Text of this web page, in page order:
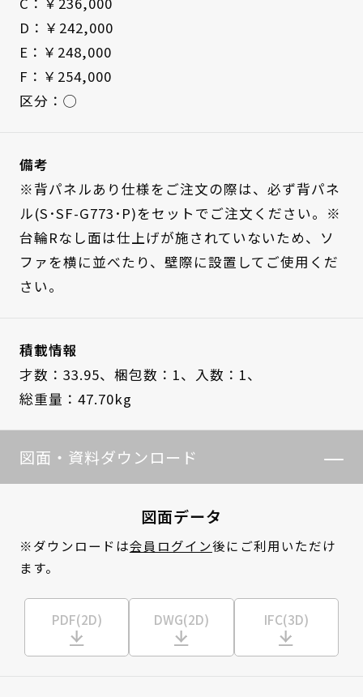
D：￥242,000
E：￥248,000
F：￥254,000
区分：◯
備考
※背パネルあり仕様をご注文の際は、必ず背パネ
ル(S･SF-G773･P)をセットでご注文ください。※
台輪Rなし面は仕上げが施されていないため、ソ
ファを横に並べたり、壁際に設置してご使用くだ
さい。
積載情報
才数：33.95、 梱包数：1、
入数：1、
総重量：47.70kg
図面・資料ダウンロード
図面データ
※ダウンロードは会員ログイン後にご利用いただけ
ます。
PDF(2D) DWG(2D) IFC(3D)